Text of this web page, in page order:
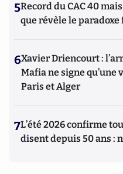
5Record du CAC 40
que révèle le paradoxe
6Xavier Driencourt :
Mafia ne signe
Paris et Alger
7L’été 2026 confirme
disent depuis 50 ans :